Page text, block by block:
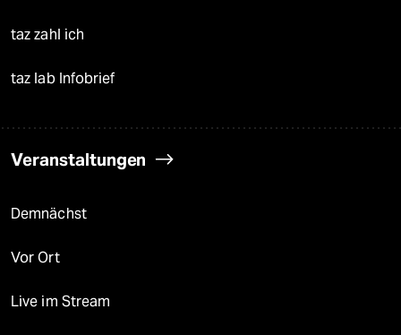
taz zahl ich
taz lab Infobrief
Veranstaltungen
Demnächst
Vor Ort
Live im Stream